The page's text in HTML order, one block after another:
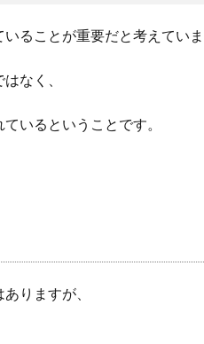
ることが重要だと考えてい
なく、
いるということです。
りますが、